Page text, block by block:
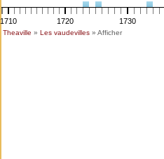
1710 1720 1730
Theaville » Les vaudevilles» Afficher